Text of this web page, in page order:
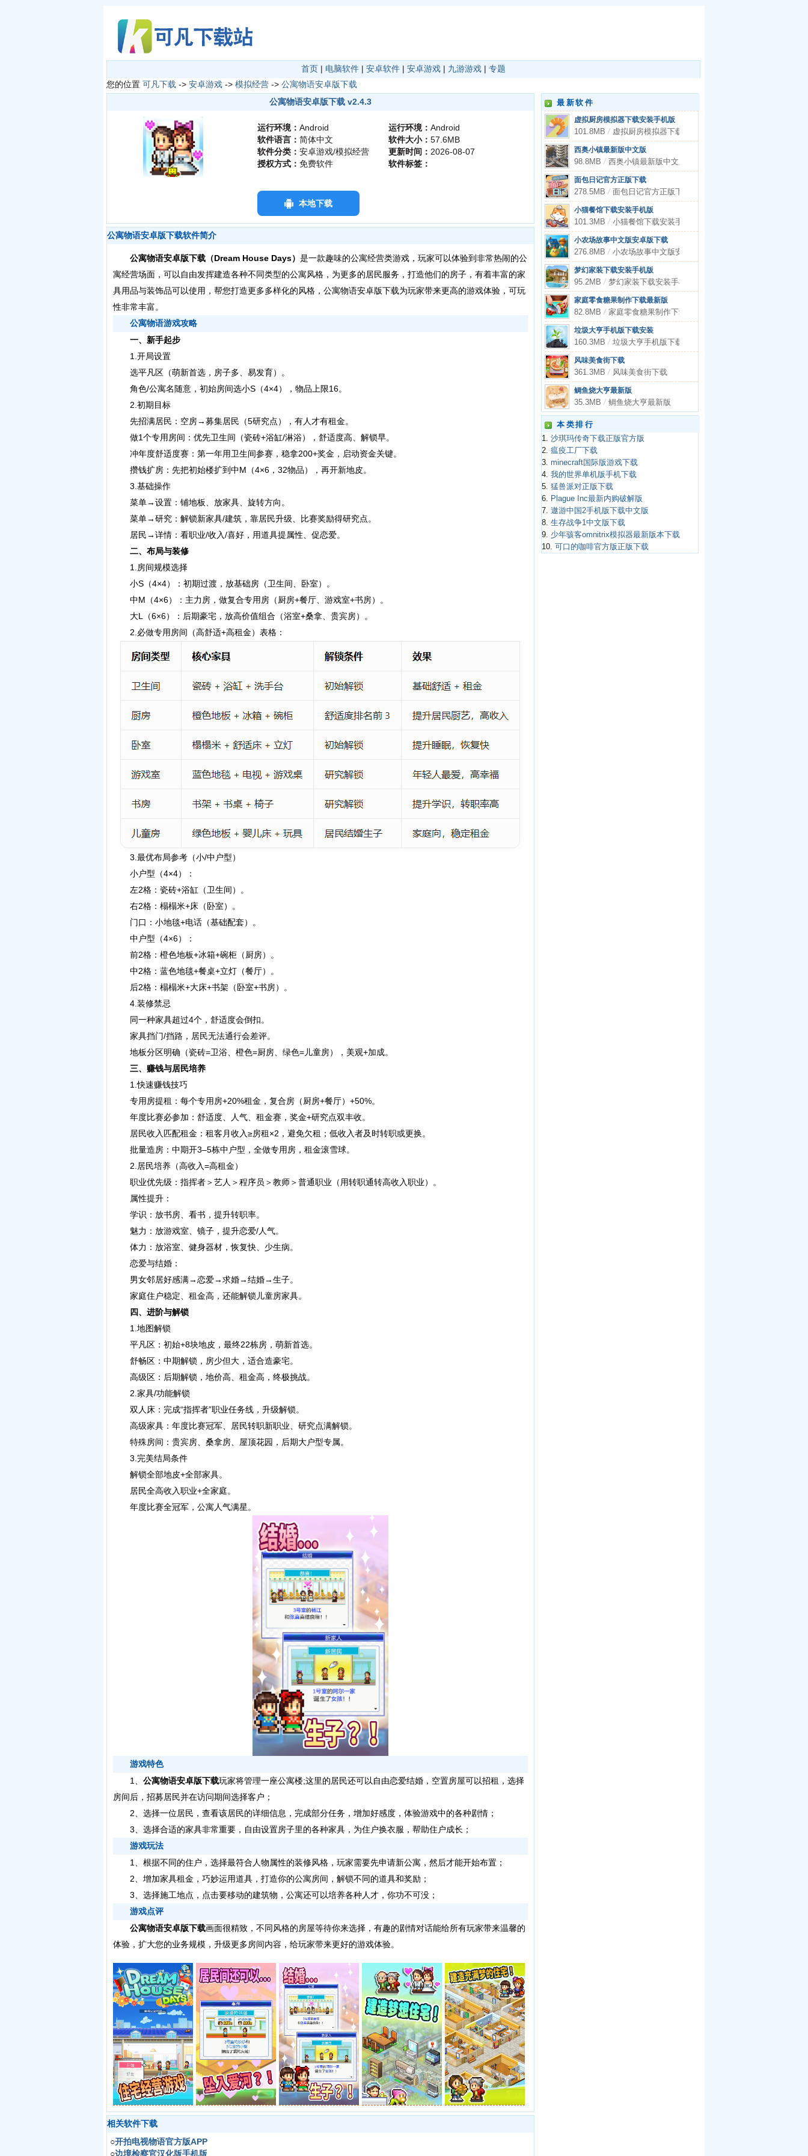
首页 | 电脑软件 | 安卓软件 | 安卓游戏 | 九游游戏 | 专题
您的位置 可凡下载 -> 安卓游戏 -> 模拟经营 -> 公寓物语安卓版下载
公寓物语安卓版下载 v2.4.3
运行环境： Android
软件语言： 简体中文
软件分类： 安卓游戏/模拟经营
授权方式： 免费软件
运行环境： Android
软件大小： 57.6MB
更新时间： 2026-08-07
软件标签：
本地下载
公寓物语安卓版下载软件简介
公寓物语安卓版下载（Dream House Days） 是一款趣味的公寓经营类游戏，玩家可以体验到非常热闹的公
寓经营场面，可以自由发挥建造各种不同类型的公寓风格，为更多的居民服务，打造他们的房子，有着丰富的家
具用品与装饰品可以使用，帮您打造更多多样化的风格，公寓物语安卓版下载为玩家带来更高的游戏体验，可玩
性非常丰富。
公寓物语游戏攻略
一、新手起步
1.开局设置
选平凡区（萌新首选，房子多、易发育）。
角色/公寓名随意，初始房间选小S（4×4），物品上限16。
2.初期目标
先招满居民：空房→募集居民（5研究点），有人才有租金。
做1个专用房间：优先卫生间（瓷砖+浴缸/淋浴），舒适度高、解锁早。
冲年度舒适度赛：第一年用卫生间参赛，稳拿200+奖金，启动资金关键。
攒钱扩房：先把初始楼扩到中M（4×6，32物品），再开新地皮。
3.基础操作
菜单→设置：铺地板、放家具、旋转方向。
菜单→研究：解锁新家具/建筑，靠居民升级、比赛奖励得研究点。
居民→详情：看职业/收入/喜好，用道具提属性、促恋爱。
二、布局与装修
1.房间规模选择
小S（4×4）：初期过渡，放基础房（卫生间、卧室）。
中M（4×6）：主力房，做复合专用房（厨房+餐厅、游戏室+书房）。
大L（6×6）：后期豪宅，放高价值组合（浴室+桑拿、贵宾房）。
2.必做专用房间（高舒适+高租金）表格：
3.最优布局参考（小/中户型）
小户型（4×4）：
左2格：瓷砖+浴缸（卫生间）。
右2格：榻榻米+床（卧室）。
门口：小地毯+电话（基础配套）。
中户型（4×6）：
前2格：橙色地板+冰箱+碗柜（厨房）。
中2格：蓝色地毯+餐桌+立灯（餐厅）。
后2格：榻榻米+大床+书架（卧室+书房）。
4.装修禁忌
同一种家具超过4个，舒适度会倒扣。
家具挡门/挡路，居民无法通行会差评。
地板分区明确（瓷砖=卫浴、橙色=厨房、绿色=儿童房），美观+加成。
三、赚钱与居民培养
1.快速赚钱技巧
专用房提租：每个专用房+20%租金，复合房（厨房+餐厅）+50%。
年度比赛必参加：舒适度、人气、租金赛，奖金+研究点双丰收。
居民收入匹配租金：租客月收入≥房租×2，避免欠租；低收入者及时转职或更换。
批量造房：中期开3–5栋中户型，全做专用房，租金滚雪球。
2.居民培养（高收入=高租金）
职业优先级：指挥者＞艺人＞程序员＞教师＞普通职业（用转职通转高收入职业）。
属性提升：
学识：放书房、看书，提升转职率。
魅力：放游戏室、镜子，提升恋爱/人气。
体力：放浴室、健身器材，恢复快、少生病。
恋爱与结婚：
男女邻居好感满→恋爱→求婚→结婚→生子。
家庭住户稳定、租金高，还能解锁儿童房家具。
四、进阶与解锁
1.地图解锁
平凡区：初始+8块地皮，最终22栋房，萌新首选。
舒畅区：中期解锁，房少但大，适合造豪宅。
高级区：后期解锁，地价高、租金高，终极挑战。
2.家具/功能解锁
双人床：完成“指挥者”职业任务线，升级解锁。
高级家具：年度比赛冠军、居民转职新职业、研究点满解锁。
特殊房间：贵宾房、桑拿房、屋顶花园，后期大户型专属。
3.完美结局条件
解锁全部地皮+全部家具。
居民全高收入职业+全家庭。
年度比赛全冠军，公寓人气满星。
游戏特色
1、 公寓物语安卓版下载玩家将管理一座公寓楼;这里的居民还可以自由恋爱结婚，空置房屋可以招租，选择
房间后，招募居民并在访问期间选择客户；
2、选择一位居民，查看该居民的详细信息，完成部分任务，增加好感度，体验游戏中的各种剧情；
3、选择合适的家具非常重要，自由设置房子里的各种家具，为住户换衣服，帮助住户成长；
游戏玩法
1、根据不同的住户，选择最符合人物属性的装修风格，玩家需要先申请新公寓，然后才能开始布置；
2、增加家具租金，巧妙运用道具，打造你的公寓房间，解锁不同的道具和奖励；
3、选择施工地点，点击要移动的建筑物，公寓还可以培养各种人才，你功不可没；
游戏点评
公寓物语安卓版下载画面很精致，不同风格的房屋等待你来选择，有趣的剧情对话能给所有玩家带来温馨的
体验，扩大您的业务规模，升级更多房间内容，给玩家带来更好的游戏体验。
相关软件下载
○开拍电视物语官方版APP
○边境检察官汉化版手机版
最新软件
虚拟厨房模拟器下载安装手机版
101.8MB/ 虚拟厨房模拟器下载安装手机版
西奥小镇最新版中文版
98.8MB/ 西奥小镇最新版中文版
面包日记官方正版下载
278.5MB/ 面包日记官方正版下载
小猫餐馆下载安装手机版
101.3MB/ 小猫餐馆下载安装手机版
小农场故事中文版安卓版下载
276.8MB/ 小农场故事中文版安卓版下载
梦幻家装下载安装手机版
95.2MB/ 梦幻家装下载安装手机版
家庭零食糖果制作下载最新版
82.8MB/ 家庭零食糖果制作下载最新版
垃圾大亨手机版下载安装
160.3MB/ 垃圾大亨手机版下载安装
风味美食街下载
361.3MB/ 风味美食街下载
鲷鱼烧大亨最新版
35.3MB/ 鲷鱼烧大亨最新版
本类排行
1. 沙琪玛传奇下载正版官方版
2. 瘟疫工厂下载
3. minecraft国际版游戏下载
4. 我的世界单机版手机下载
5. 猛兽派对正版下载
6. Plague Inc最新内购破解版
7. 遨游中国2手机版下载中文版
8. 生存战争1中文版下载
9. 少年骇客omnitrix模拟器最新版本下载
10. 可口的咖啡官方版正版下载